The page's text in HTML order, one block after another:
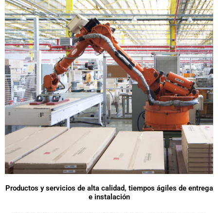
Productos y servicios de alta calidad, tiempos ágiles de entrega
e instalación